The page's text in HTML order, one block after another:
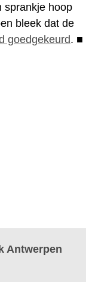
sprankje hoop
bleek dat de
goedgekeurd. ■
Antwerpen